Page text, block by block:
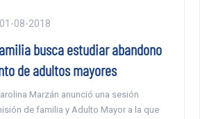
01-08-2018
busca estudiar abandono
de adultos mayores
Marzán anunció una sesión
de familia y Adulto Mayor a la que